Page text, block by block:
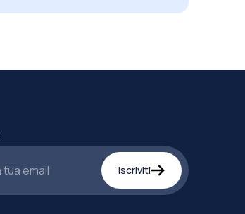
Iscriviti